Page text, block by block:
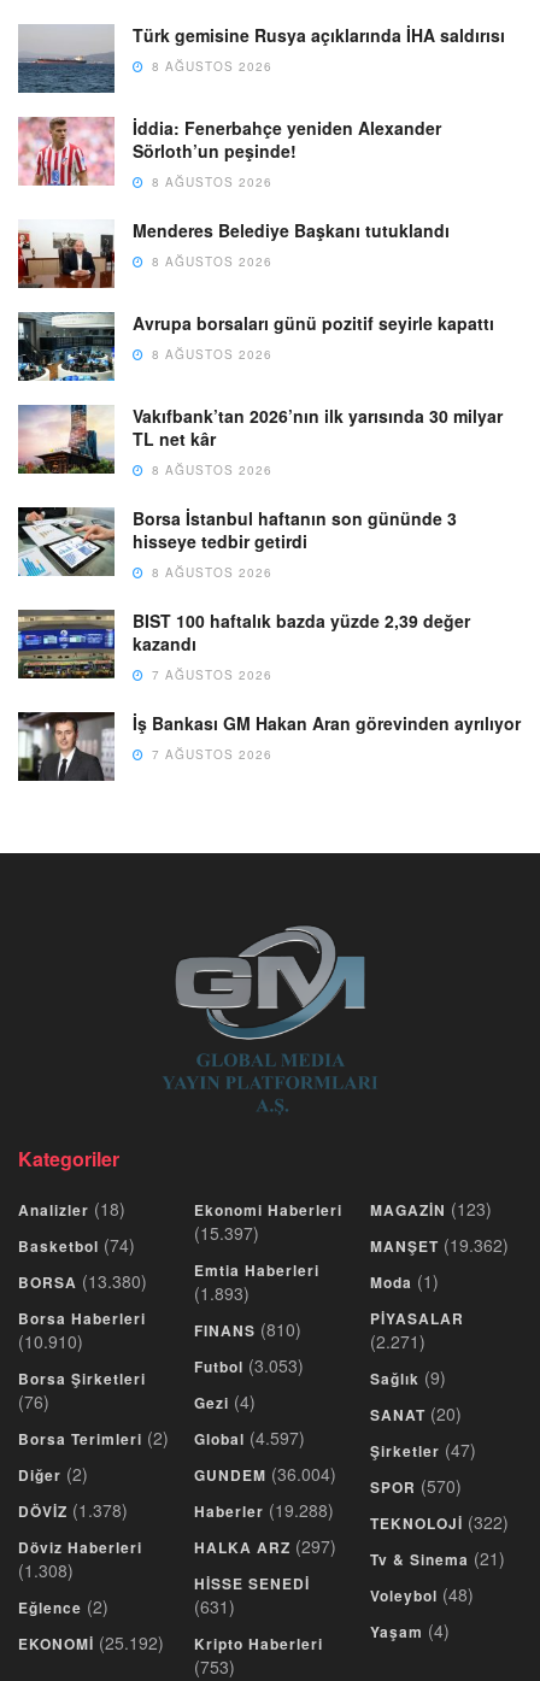
Türk gemisine Rusya açıklarında İHA saldırısı
8 AĞUSTOS 2026
İddia: Fenerbahçe yeniden Alexander
Sörloth’un peşinde!
8 AĞUSTOS 2026
Menderes Belediye Başkanı tutuklandı
8 AĞUSTOS 2026
Avrupa borsaları günü pozitif seyirle kapattı
8 AĞUSTOS 2026
Vakıfbank’tan 2026’nın ilk yarısında 30 milyar
TL net kâr
8 AĞUSTOS 2026
Borsa İstanbul haftanın son gününde 3
hisseye tedbir getirdi
8 AĞUSTOS 2026
BIST 100 haftalık bazda yüzde 2,39 değer
kazandı
7 AĞUSTOS 2026
İş Bankası GM Hakan Aran görevinden ayrılıyor
7 AĞUSTOS 2026
Kategoriler
Analizler (18)
Basketbol (74)
BORSA (13.380)
Borsa Haberleri
(10.910)
Borsa Şirketleri
(76)
Borsa Terimleri (2)
Diğer (2)
DÖVİZ (1.378)
Döviz Haberleri
(1.308)
Eğlence (2)
EKONOMİ (25.192)
Ekonomi Haberleri
(15.397)
Emtia Haberleri
(1.893)
FINANS (810)
Futbol (3.053)
Gezi (4)
Global (4.597)
GUNDEM (36.004)
Haberler (19.288)
HALKA ARZ (297)
HİSSE SENEDİ
(631)
Kripto Haberleri
(753)
MAGAZİN (123)
MANŞET (19.362)
Moda (1)
PİYASALAR
(2.271)
Sağlık (9)
SANAT (20)
Şirketler (47)
SPOR (570)
TEKNOLOJİ (322)
Tv & Sinema (21)
Voleybol (48)
Yaşam (4)